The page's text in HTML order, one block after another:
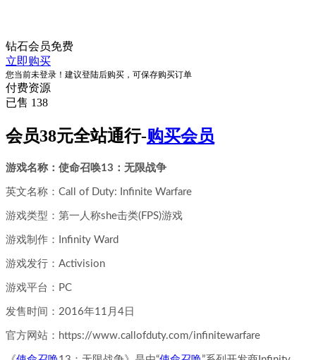
钻石会员免费
立即购买
您当前未登录！建议登陆后购买，可保存购买订单
付费资源
已售 138
会员38元全站通行-购买会员
游戏名称：使命召唤13：无限战争
英文名称：Call of Duty: Infinite Warfare
游戏类型：第一人称she击类(FPS)游戏
游戏制作：Infinity Ward
游戏发行：Activision
游戏平台：PC
发售时间：2016年11月4日
官方网站：https://www.callofduty.com/infinitewarfare